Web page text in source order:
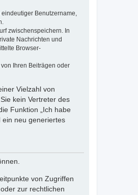
Benutzername,
zwischenspeichern. In
Nachrichten und
Browser-
Ihren Beiträgen oder
Vielzahl von
kein Vertreter des
Funktion „Ich habe
ein neu generiertes
von Zugriffen
zur rechtlichen